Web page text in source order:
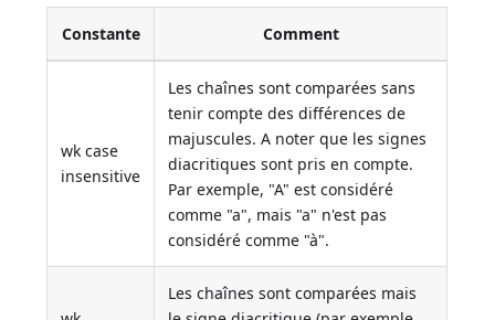
Constante Comment
wk case
insensitive
Les chaînes sont comparées sans
tenir compte des différences de
majuscules. A noter que les signes
diacritiques sont pris en compte.
Par exemple, "A" est considéré
comme "a", mais "a" n'est pas
considéré comme "à".
Les chaînes sont comparées mais